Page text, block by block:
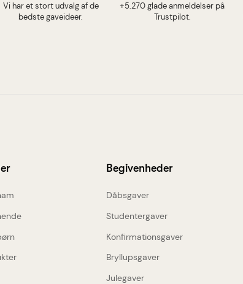
Vi har et stort udvalg af de
bedste gaveideer.
+5.270 glade anmeldelser på
Trustpilot.
Begivenheder
Dåbsgaver
Studentergaver
Konfirmationsgaver
Bryllupsgaver
Julegaver